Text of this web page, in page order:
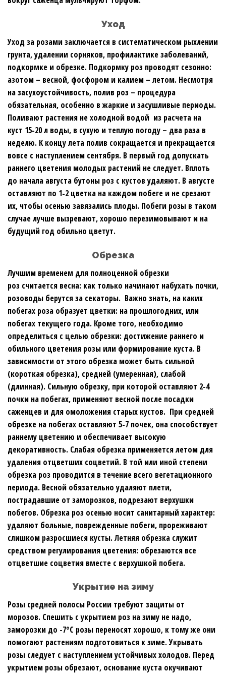
Уход
Уход за розами заключается в систематическом рыхлении
грунта, удалении сорняков, профилактике заболеваний,
подкормке и обрезке. Подкормку роз проводят сезонно:
азотом – весной, фосфором и калием – летом. Несмотря
на засухоустойчивость, полив роз – процедура
обязательная, особенно в жаркие и засушливые периоды.
Поливают растения не холодной водой из расчета на
куст 15-20 л воды, в сухую и теплую погоду – два раза в
неделю. К концу лета полив сокращается и прекращается
вовсе с наступлением сентября. В первый год допускать
раннего цветения молодых растений не следует. Вплоть
до начала августа бутоны роз с кустов удаляют. В августе
оставляют по 1-2 цветка на каждом побеге и не срезают
их, чтобы осенью завязались плоды. Побеги розы в таком
случае лучше вызревают, хорошо перезимовывают и на
будущий год обильно цветут.
Обрезка
Лучшим временем для полноценной обрезки
роз считается весна: как только начинают набухать почки,
розоводы берутся за секаторы. Важно знать, на каких
побегах роза образует цветки: на прошлогодних, или
побегах текущего года. Кроме того, необходимо
определиться с целью обрезки: достижение раннего и
обильного цветения розы или формирование куста. В
зависимости от этого обрезка может быть сильной
(короткая обрезка), средней (умеренная), слабой
(длинная). Сильную обрезку, при которой оставляют 2-4
почки на побегах, применяют весной после посадки
саженцев и для омоложения старых кустов. При средней
обрезке на побегах оставляют 5-7 почек, она способствует
раннему цветению и обеспечивает высокую
декоративность. Слабая обрезка применяется летом для
удаления отцветших соцветий. В той или иной степени
обрезка роз проводится в течение всего вегетационного
периода. Весной обязательно удаляют плети,
пострадавшие от заморозков, подрезают верхушки
побегов. Обрезка роз осенью носит санитарный характер:
удаляют больные, поврежденные побеги, прореживают
слишком разросшиеся кусты. Летняя обрезка служит
средством регулирования цветения: обрезаются все
отцветшие соцветия вместе с верхушкой побега.
Укрытие на зиму
Розы средней полосы России требуют защиты от
морозов. Спешить с укрытием роз на зиму не надо,
заморозки до -7°С розы переносят хорошо, к тому же они
помогают растениям подготовиться к зиме. Укрывать
розы следует с наступлением устойчивых холодов. Перед
укрытием розы обрезают, основание куста окучивают